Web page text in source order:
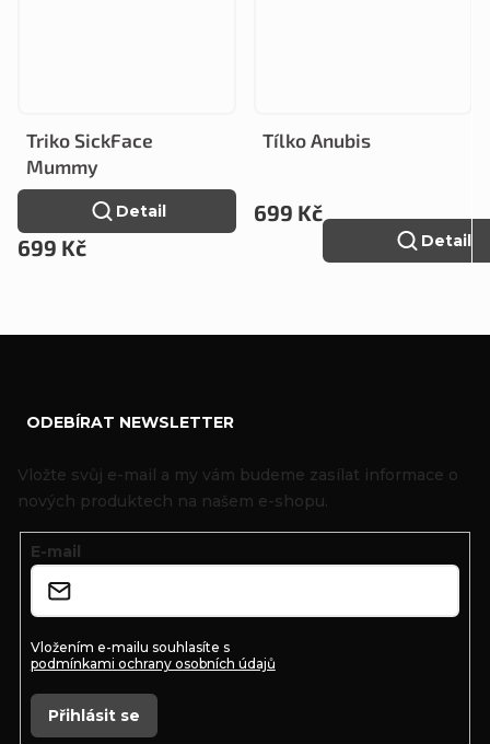
Triko SickFace
Mummy
699 Kč
Detail
Tílko Anubis
699 Kč
Detail
ODEBÍRAT NEWSLETTER
Vložte svůj e-mail a my vám budeme zasílat informace o
nových produktech na našem e-shopu.
E-mail
Vložením e-mailu souhlasíte s
podmínkami ochrany osobních údajů
Přihlásit se